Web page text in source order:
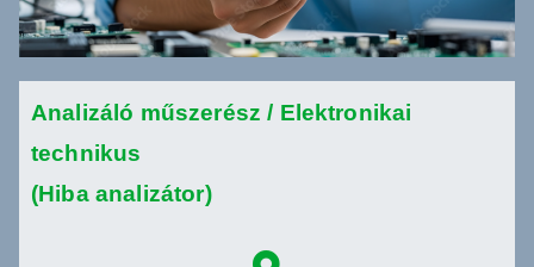
Analizáló műszerész / Elektronikai
technikus
(Hiba analizátor)